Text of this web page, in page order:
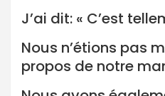
J’ai dit: « C’est
Nous n’étions pas
propos de notre